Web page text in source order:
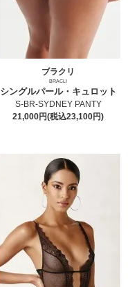
ブラクリ
BRACLI
シングルパール・キュロット
S-BR-SYDNEY PANTY
21,000円(税込23,100円)